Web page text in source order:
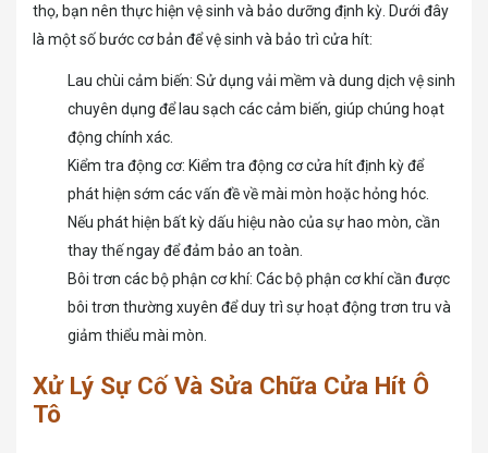
thọ, bạn nên thực hiện vệ sinh và bảo dưỡng định kỳ. Dưới đây
là một số bước cơ bản để vệ sinh và bảo trì cửa hít:
Lau chùi cảm biến: Sử dụng vải mềm và dung dịch vệ sinh
chuyên dụng để lau sạch các cảm biến, giúp chúng hoạt
động chính xác.
Kiểm tra động cơ: Kiểm tra động cơ cửa hít định kỳ để
phát hiện sớm các vấn đề về mài mòn hoặc hỏng hóc.
Nếu phát hiện bất kỳ dấu hiệu nào của sự hao mòn, cần
thay thế ngay để đảm bảo an toàn.
Bôi trơn các bộ phận cơ khí: Các bộ phận cơ khí cần được
bôi trơn thường xuyên để duy trì sự hoạt động trơn tru và
giảm thiểu mài mòn.
Xử Lý Sự Cố Và Sửa Chữa Cửa Hít Ô
Tô